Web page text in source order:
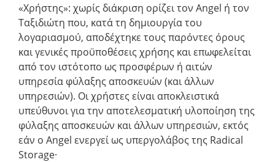
«Χρήστης»: χωρίς διάκριση ορίζει τον Angel ή τον
Ταξιδιώτη που, κατά τη δημιουργία του
λογαριασμού, αποδέχτηκε τους παρόντες όρους
και γενικές προϋποθέσεις χρήσης και επωφελείται
από τον ιστότοπο ως προσφέρων ή αιτών
υπηρεσία φύλαξης αποσκευών (και άλλων
υπηρεσιών). Οι χρήστες είναι αποκλειστικά
υπεύθυνοι για την αποτελεσματική υλοποίηση της
φύλαξης αποσκευών και άλλων υπηρεσιών, εκτός
εάν ο Angel ενεργεί ως υπεργολάβος της Radical
Storage·